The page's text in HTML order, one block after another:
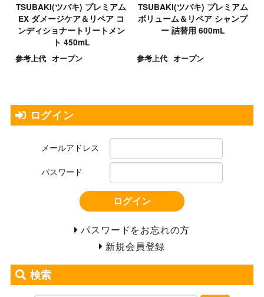
TSUBAKI(ツバキ) プレミアム
EX ダメージケア＆リペア コ
ンディショナートリートメン
ト 450mL
参考上代 オープン
TSUBAKI(ツバキ) プレミアム
ボリューム＆リペア シャンプ
ー 詰替用 600mL
参考上代 オープン
ログイン
メールアドレス
パスワード
ログイン
パスワードをお忘れの方
新規会員登録
検索